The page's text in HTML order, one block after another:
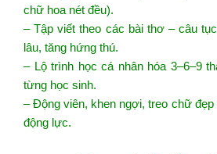
chữ hoa nét đều).
– Tập viết theo các bài thơ – câu
lâu, tăng hứng thú.
– Lộ trình học cá nhân hóa 3–6–9
từng học sinh.
– Động viên, khen ngợi, treo chữ đẹp
động lực.